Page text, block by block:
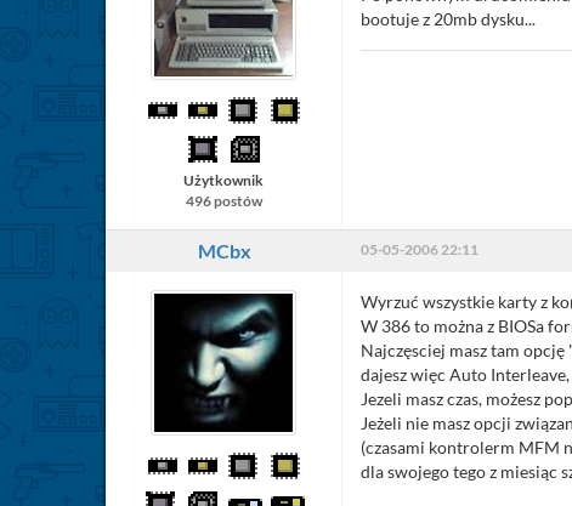
Użytkownik
496 postów
bootuje z 20mb dysku...
MCbx 05-05-2006 22:11
Wyrzuć wszystkie karty z
W 386 to można z BIOSa
Najczęsciej masz tam
dajesz więc Auto
Jezeli masz czas, możesz
Jeżeli nie masz opcji
(czasami kontrolerm MFM
dla swojego tego z miesiąc